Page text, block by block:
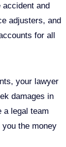
accident and
adjusters, and
for all
your lawyer
damages in
a legal team
the money